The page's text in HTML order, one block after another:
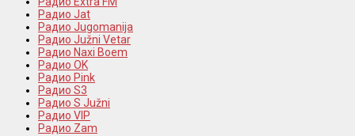
Радио Jat
Радио Jugomanija
Радио Južni Vetar
Радио Naxi Boem
Радио OK
Радио Pink
Радио S3
Радио S Južni
Радио VIP
Радио Zam